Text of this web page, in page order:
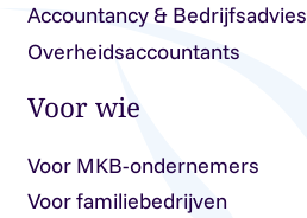
Accountancy & Bedrijfsadvies
Overheidsaccountants
Voor wie
Voor MKB-ondernemers
Voor familiebedrijven